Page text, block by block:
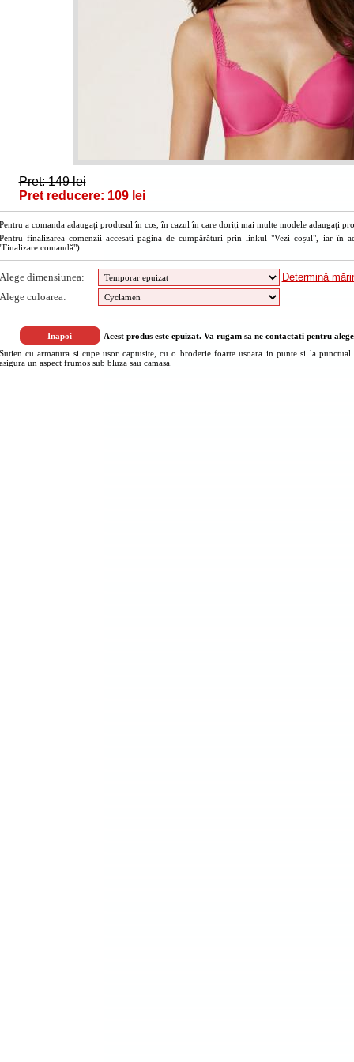
Pret: 149 lei
Pret reducere: 109 lei
a comanda adaugați produsul în cos, în cazul în care doriți mai multe modele adaugați
finalizarea comenzii accesati pagina de cumpărături prin linkul "Vezi coșul", iar în
comandă").
dimensiunea:
Determină
culoarea:
Acest produs este epuizat. Va rugam sa ne contactati pentru
cu armatura si cupe usor captusite, cu o broderie foarte usoara in punte si la
un aspect frumos sub bluza sau camasa.